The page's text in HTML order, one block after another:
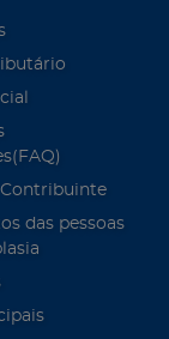
das pessoas